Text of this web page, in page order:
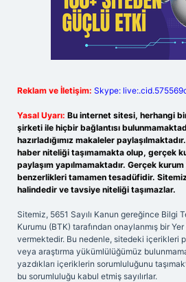
Reklam ve İletişim: Skype:
Yasal Uyarı: Bu internet sitesi, herhangi
şirketi ile hiçbir bağlantısı
hazırladığımız makaleler
haber niteliği taşımamakta olup, gerçek
paylaşım yapılmamaktadır. Gerçek
benzerlikleri tamamen tesadüfidir.
halindedir ve tavsiye niteliği taşımazlar.
Sitemiz, 5651 Sayılı Kanun gereğince Bilgi
Kurumu (BTK) tarafından onaylanmış bir
vermektedir. Bu nedenle, sitedeki içerikleri
veya araştırma yükümlülüğümüz
yazdıkları içeriklerin sorumluluğunu
bu sorumluluğu kabul etmiş sayılırlar.